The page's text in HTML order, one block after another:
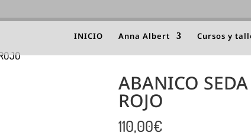
INICIO Anna Albert Cursos y
ABANICO
ROJO
110,00€